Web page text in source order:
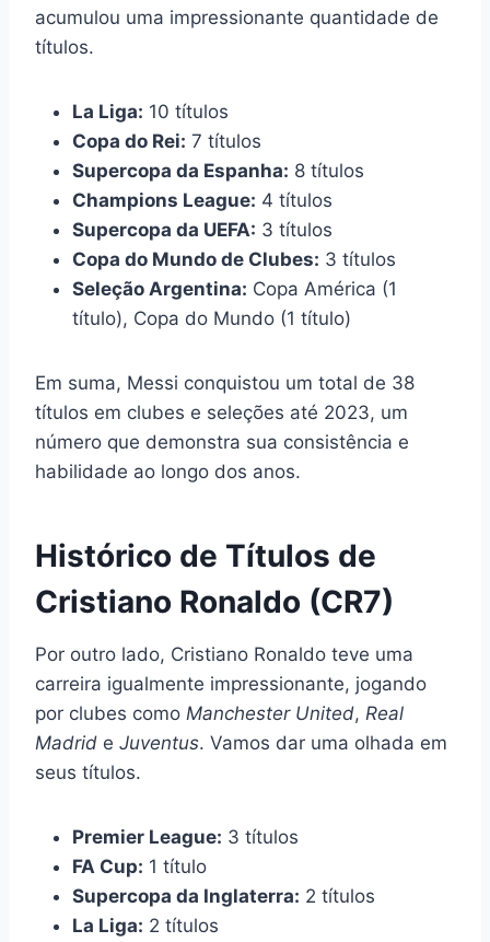
acumulou uma impressionante quantidade de
títulos.
La Liga: 10 títulos
Copa do Rei: 7 títulos
Supercopa da Espanha: 8 títulos
Champions League: 4 títulos
Supercopa da UEFA: 3 títulos
Copa do Mundo de Clubes: 3 títulos
Seleção Argentina: Copa América (1
título), Copa do Mundo (1 título)
Em suma, Messi conquistou um total de 38
títulos em clubes e seleções até 2023, um
número que demonstra sua consistência e
habilidade ao longo dos anos.
Histórico de Títulos de
Cristiano Ronaldo (CR7)
Por outro lado, Cristiano Ronaldo teve uma
carreira igualmente impressionante, jogando
por clubes como Manchester United, Real
Madrid e Juventus. Vamos dar uma olhada em
seus títulos.
Premier League: 3 títulos
FA Cup: 1 título
Supercopa da Inglaterra: 2 títulos
La Liga: 2 títulos